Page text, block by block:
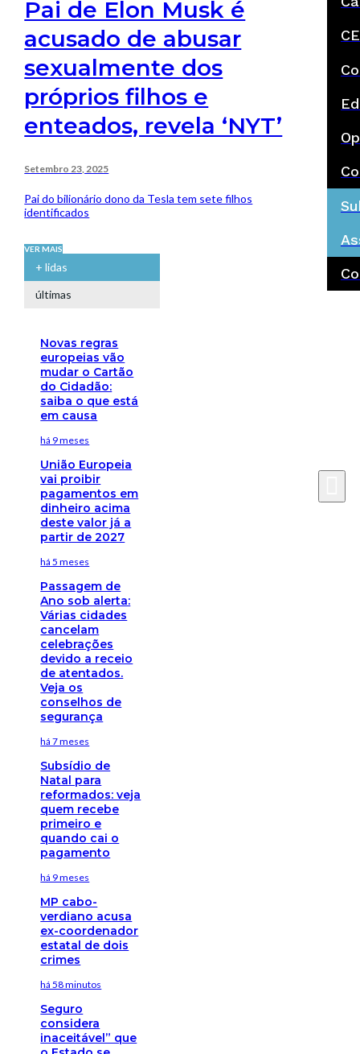
Pai de Elon Musk é
acusado de abusar
sexualmente dos
próprios filhos e
enteados, revela ‘NYT’
Setembro 23, 2025
Pai do bilionário dono da Tesla tem sete filhos
identificados
VER MAIS
+ lidas
últimas
Novas regras
europeias vão
mudar o Cartão
do Cidadão:
saiba o que está
em causa
há 9 meses
União Europeia
vai proibir
pagamentos em
dinheiro acima
deste valor já a
partir de 2027
há 5 meses
Passagem de
Ano sob alerta:
Várias cidades
cancelam
celebrações
devido a receio
de atentados.
Veja os
conselhos de
segurança
há 7 meses
Subsídio de
Natal para
reformados: veja
quem recebe
primeiro e
quando cai o
pagamento
há 9 meses
MP cabo-
verdiano acusa
ex-coordenador
estatal de dois
crimes
há 58 minutos
Seguro
considera
inaceitável” que